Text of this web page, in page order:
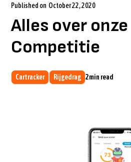
Published on October 22, 2020
Alles over
Competitie
Cartracker Rijgedrag 2min read